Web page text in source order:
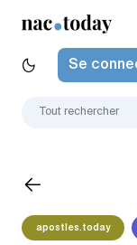
Se
apostles.today